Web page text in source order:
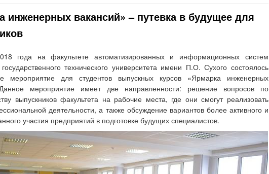
инженерных вакансий» – путевка в будущее для
года на факультете автоматизированных и информационных систем
технического университета имени П.О. Сухого состоялось
мероприятие для студентов выпускных курсов «Ярмарка инженерных
мероприятие имеет две направленности: решение вопросов по
выпускников факультета на рабочие места, где они смогут реализовать
деятельности, а также обсуждение вариантов более активного и
участия предприятий в подготовке будущих специалистов.